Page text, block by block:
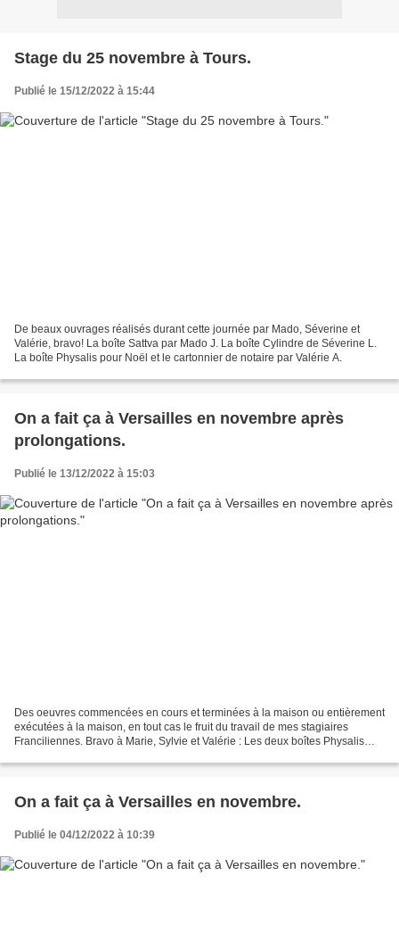
Stage du 25 novembre à Tours.
Publié le 15/12/2022 à 15:44
De beaux ouvrages réalisés durant cette journée par Mado, Séverine et
Valérie, bravo! La boîte Sattva par Mado J. La boîte Cylindre de Séverine L.
La boîte Physalis pour Noël et le cartonnier de notaire par Valérie A.
On a fait ça à Versailles en novembre après
prolongations.
Publié le 13/12/2022 à 15:03
Des oeuvres commencées en cours et terminées à la maison ou entièrement
exécutées à la maison, en tout cas le fruit du travail de mes stagiaires
Franciliennes. Bravo à Marie, Sylvie et Valérie : Les deux boîtes Physalis
On a fait ça à Versailles en novembre.
Publié le 04/12/2022 à 10:39